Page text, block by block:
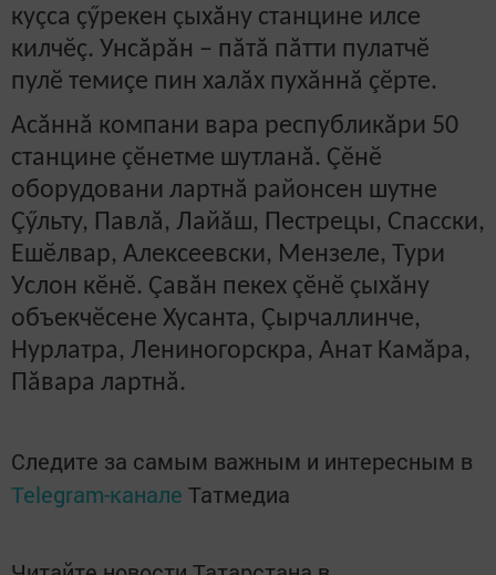
куçса çӳрекен çыхăну станцине илсе
килчӗç. Унсăрăн – пăтă пăтти пулатчӗ
пулӗ темиçе пин халăх пухăннă çӗрте.
Асăннă компани вара республикăри 50
станцине çӗнетме шутланă. Çӗнӗ
оборудовани лартнă районсен шутне
Çӳльту, Павлă, Лайăш, Пестрецы, Спасски,
Ешӗлвар, Алексеевски, Мензеле, Тури
Услон кӗнӗ. Çавăн пекех çӗнӗ çыхăну
объекчӗсене Хусанта, Çырчаллинче,
Нурлатра, Лениногорскра, Анат Камăра,
Пăвара лартнă.
Следите за самым важным и интересным в
Telegram-канале Татмедиа